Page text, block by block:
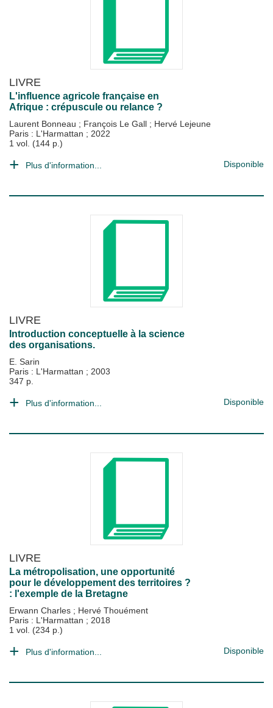
LIVRE
L'influence agricole française en
Afrique : crépuscule ou relance ?
Laurent Bonneau ; François Le Gall ; Hervé Lejeune
Paris : L'Harmattan ; 2022
1 vol. (144 p.)
Plus d'information... Disponible
LIVRE
Introduction conceptuelle à la science
des organisations.
E. Sarin
Paris : L'Harmattan ; 2003
347 p.
Plus d'information... Disponible
LIVRE
La métropolisation, une opportunité
pour le développement des territoires ?
: l'exemple de la Bretagne
Erwann Charles ; Hervé Thouément
Paris : L'Harmattan ; 2018
1 vol. (234 p.)
Plus d'information... Disponible